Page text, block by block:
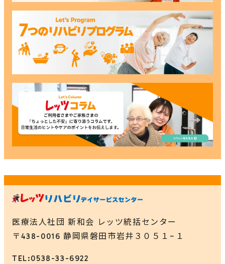
医療法人社団 新和会 レッツ統括センター
〒438-0016 静岡県磐田市岩井３０５１−１
TEL:0538-33-6922